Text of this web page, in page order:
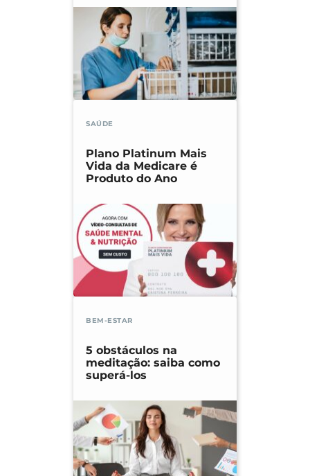
SAÚDE
Plano Platinum Mais
Vida da Medicare é
Produto do Ano
BEM-ESTAR
5 obstáculos na
meditação: saiba como
superá-los